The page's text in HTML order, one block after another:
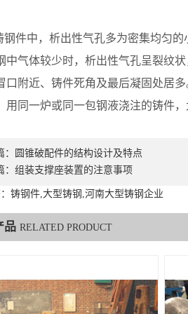
件中，析出性气孔多为密集均匀的
中气体较少时，析出性气孔呈裂纹
口附近、铸件死角及最后凝固处居
用同一炉或同一包钢液浇注的铸件，
圆锥破配件的结构设计及特点
组装支撑座装置的注意事项
铸钢件,大型铸钢,河南大型铸钢企业
品 RELATED PRODUCT